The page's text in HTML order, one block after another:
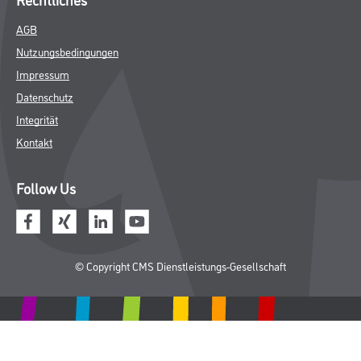
AGB
Nutzungsbedingungen
Impressum
Datenschutz
Integrität
Kontakt
Follow Us
© Copyright CMS Dienstleistungs-Gesellschaft